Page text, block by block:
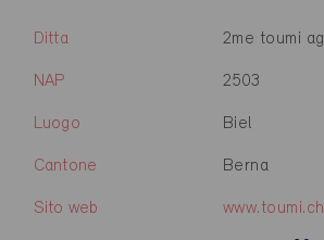
Ditta 2me toumi ag
NAP 2503
Luogo Biel
Cantone Berna
Sito web www.toumi.ch